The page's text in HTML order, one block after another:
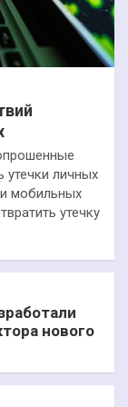
утечки личных
мобильных
утечку
нового